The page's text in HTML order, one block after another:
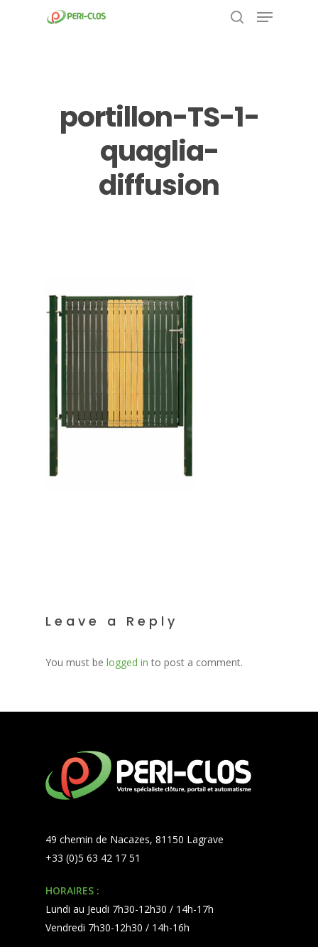
Menu
portillon-TS-1-
quaglia-
diffusion
Leave a Reply
You must be logged in to post a comment.
49 chemin de Nacazes, 81150 Lagrave
+33 (0)5 63 42 17 51
HORAIRES :
Lundi au Jeudi 7h30-12h30 / 14h-17h
Vendredi 7h30-12h30 / 14h-16h